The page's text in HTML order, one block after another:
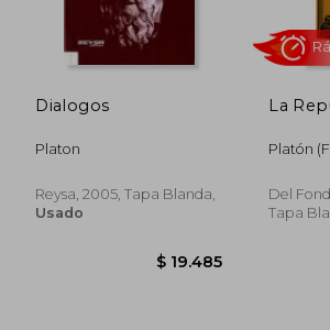
Dialogos
Platon
Reysa, 2005, Tapa Blanda,
Usado
La
Platón
Del
Tapa